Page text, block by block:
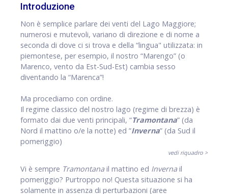
Introduzione
Non è semplice parlare dei venti del Lago Maggiore;
numerosi e mutevoli, variano di direzione e di nome a
seconda di dove ci si trova e della “lingua" utilizzata: in
piemontese, per esempio, il nostro “Marengo” (o
Marenco, vento da Est-Sud-Est) cambia sesso
diventando la “Marenca”!
Ma procediamo con ordine.
Il regime classico del nostro lago (regime di brezza) è
formato dai due venti principali, “Tramontana” (da
Nord il mattino o/e la notte) ed ”Inverna” (da Sud il
pomeriggio)
vedi riquadro >
Vi è sempre Tramontanail mattino ed Invernail
pomeriggio? Purtroppo no! Questa situazione si ha
solamente in assenza di perturbazioni (aree